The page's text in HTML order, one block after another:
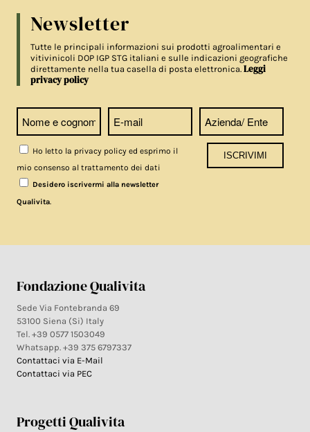
Newsletter
Tutte le principali informazioni sui prodotti agroalimentari e
vitivinicoli DOP IGP STG italiani e sulle indicazioni geografiche
direttamente nella tua casella di posta elettronica.Leggi
privacy policy
Ho letto la privacy policy ed esprimo il
mio consenso al trattamento dei dati
Desidero iscrivermi alla newsletter
Qualivita.
Fondazione Qualivita
Sede Via Fontebranda 69
53100 Siena (Si) Italy
Tel. +39 0577 1503049
Whatsapp. +39 375 6797337
Contattaci via E-Mail
Contattaci via PEC
Progetti Qualivita